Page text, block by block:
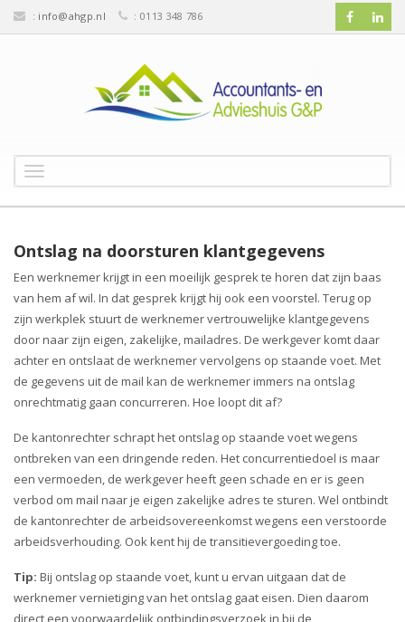
: info@ahgp.nl : 0113 348 786
o
g
n
a
v
i
t
i
n
Ontslag na doorsturen klantgegevens
Een werknemer krijgt in een moeilijk gesprek te horen dat zijn baas
van hem af wil. In dat gesprek krijgt hij ook een voorstel. Terug op
zijn werkplek stuurt de werknemer vertrouwelijke klantgegevens
door naar zijn eigen, zakelijke, mailadres. De werkgever komt daar
achter en ontslaat de werknemer vervolgens op staande voet. Met
de gegevens uit de mail kan de werknemer immers na ontslag
onrechtmatig gaan concurreren. Hoe loopt dit af?
De kantonrechter schrapt het ontslag op staande voet wegens
ontbreken van een dringende reden. Het concurrentiedoel is maar
een vermoeden, de werkgever heeft geen schade en er is geen
verbod om mail naar je eigen zakelijke adres te sturen. Wel ontbindt
de kantonrechter de arbeidsovereenkomst wegens een verstoorde
arbeidsverhouding. Ook kent hij de transitievergoeding toe.
Tip: Bij ontslag op staande voet, kunt u ervan uitgaan dat de
werknemer vernietiging van het ontslag gaat eisen. Dien daarom
direct een voorwaardelijk ontbindingsverzoek in bij de